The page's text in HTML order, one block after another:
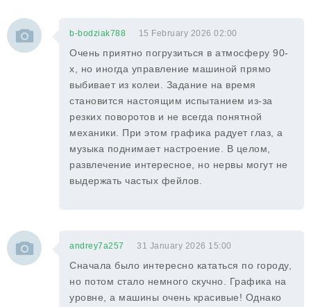
b-bodziak788 15 February 2026 02:00
Очень приятно погрузиться в атмосферу 90-
х, но иногда управление машиной прямо
выбивает из колеи. Задание на время
становится настоящим испытанием из-за
резких поворотов и не всегда понятной
механики. При этом графика радует глаз, а
музыка поднимает настроение. В целом,
развлечение интересное, но нервы могут не
выдержать частых фейлов.
andrey7a257 31 January 2026 15:00
Сначала было интересно кататься по городу,
но потом стало немного скучно. Графика на
уровне, а машины очень красивые! Однако